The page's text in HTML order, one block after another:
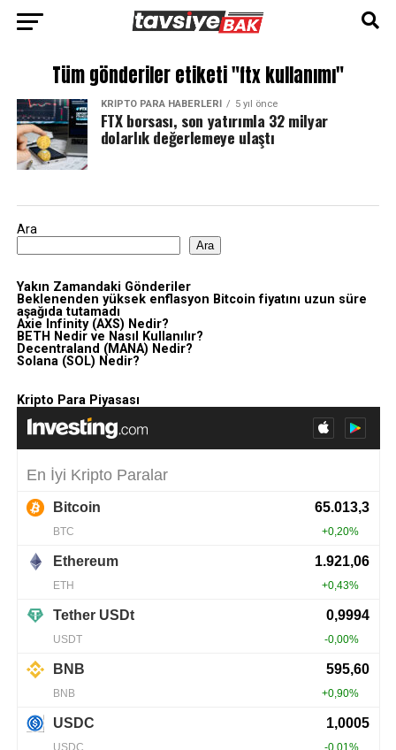
Tüm gönderiler etiketi "ftx kullanımı"
KRIPTO PARA HABERLERI 5 yıl önce
FTX borsası, son yatırımla 32 milyar
dolarlık değerlemeye ulaştı
Ara
Ara
Yakın Zamandaki Gönderiler
Beklenenden yüksek enflasyon Bitcoin fiyatını uzun süre
aşağıda tutamadı
Axie Infinity (AXS) Nedir?
BETH Nedir ve Nasıl Kullanılır?
Decentraland (MANA) Nedir?
Solana (SOL) Nedir?
Kripto Para Piyasası